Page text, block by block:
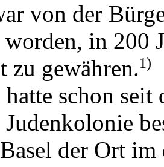
von der
in 200
zu gewähren.1)
schon
Judenkolonie
der Ort